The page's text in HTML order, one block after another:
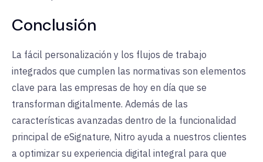
Conclusión
La fácil personalización y los flujos de trabajo
integrados que cumplen las normativas son elementos
clave para las empresas de hoy en día que se
transforman digitalmente. Además de las
características avanzadas dentro de la funcionalidad
principal de eSignature, Nitro ayuda a nuestros clientes
a optimizar su experiencia digital integral para que